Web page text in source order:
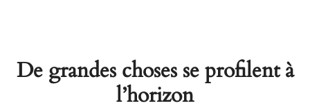
De grandes choses se profilent à
l’horizon